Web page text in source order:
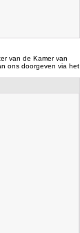
van de Kamer van
ons doorgeven via het